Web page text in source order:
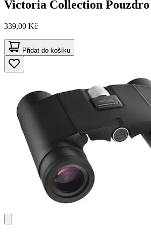
Victoria Collection
339,00 Kč
Přidat do košíku